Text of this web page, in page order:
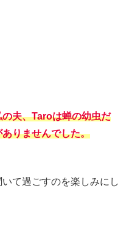
の夫、Taroは蝉の幼虫だ
りませんでした。
て過ごすのを楽しみにし